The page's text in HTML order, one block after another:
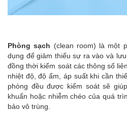
Phòng sạch (clean room) là một
dụng để giảm thiểu sự ra vào và
đồng thời kiểm soát các thông số
nhiệt độ, độ ẩm, áp suất khi cần
phòng đều được kiểm soát sẽ
khuẩn hoặc nhiễm chéo của quá
bảo vô trùng.